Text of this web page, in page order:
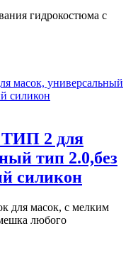
гидрокостюма с
2 для
тип 2.0,без
силикон
для масок, с мелким
любого